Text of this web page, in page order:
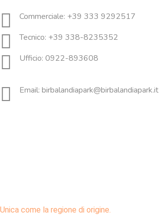
Commerciale: +39 333 9292517
Tecnico: +39 338-8235352
Ufficio: 0922-893608
Email: birbalandiapark@birbalandiapark.it
Unica come la regione di origine.